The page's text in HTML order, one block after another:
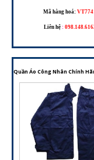
Mã hàng hoá:
Liên hệ :
Quần Áo Công Nhân Chính